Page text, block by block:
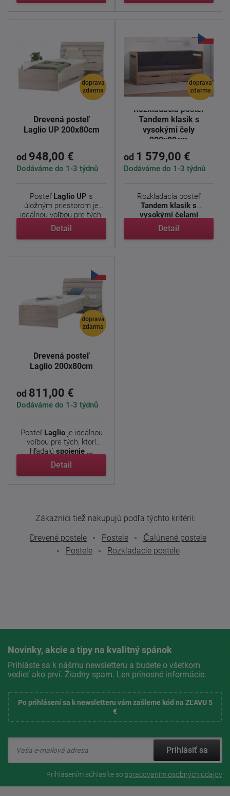
doprava
zdarma
Drevená posteľ
Laglio UP 200x80cm
od 948,00 €
Dodáváme do 1-3 týdnů
Posteľ Laglio UP s
úložným priestorom je
ideálnou voľbou pre tých,
...
Detail
doprava
zdarma
Rozkladacia posteľ
Tandem klasik s
vysokými čely
200x80cm
od 1 579,00 €
Dodáváme do 1-3 týdnů
Rozkladacia posteľ
Tandem klasik s
vysokými čelami
(predtým Sára) - ...
Detail
doprava
zdarma
Drevená posteľ
Laglio 200x80cm
od 811,00 €
Dodáváme do 1-3 týdnů
Posteľ Laglioje ideálnou
voľbou pre tých, ktorí
hľadajú spojenie ...
Detail
Zákazníci tiež nakupujú podľa týchto kritérií:
Drevené postele
Postele
Čalúnené postele
Postele
Rozkladacie postele
Novinky, akcie a tipy na kvalitný spánok
Prihláste sa k nášmu newsletteru a budete o všetkom
vedieť ako prví. Žiadny spam. Len prínosné informácie.
Po prihlásení sa k newsletteru vám zašleme kód na ZĽAVU 5
€
Prihlásiť sa
Prihlásením súhlasíte so spracovaním osobných údajov